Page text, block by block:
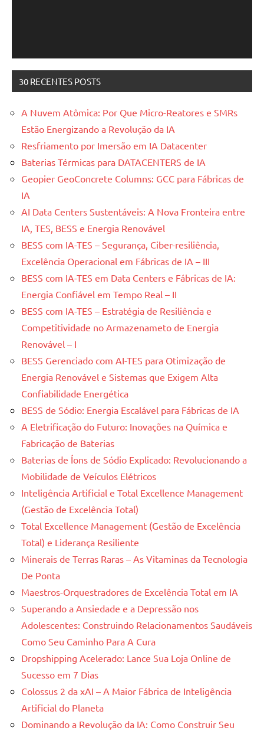
30 RECENTES POSTS
A Nuvem Atômica: Por Que Micro-Reatores e SMRs
Estão Energizando a Revolução da IA
Resfriamento por Imersão em IA Datacenter
Baterias Térmicas para DATACENTERS de IA
Geopier GeoConcrete Columns: GCC para Fábricas de
IA
AI Data Centers Sustentáveis: A Nova Fronteira entre
IA, TES, BESS e Energia Renovável
BESS com IA-TES – Segurança, Ciber-resiliência,
Excelência Operacional em Fábricas de IA – III
BESS com IA-TES em Data Centers e Fábricas de IA:
Energia Confiável em Tempo Real – II
BESS com IA-TES – Estratégia de Resiliência e
Competitividade no Armazenameto de Energia
Renovável – I
BESS Gerenciado com AI-TES para Otimização de
Energia Renovável e Sistemas que Exigem Alta
Confiabilidade Energética
BESS de Sódio: Energia Escalável para Fábricas de IA
A Eletrificação do Futuro: Inovações na Química e
Fabricação de Baterias
Baterias de Íons de Sódio Explicado: Revolucionando a
Mobilidade de Veículos Elétricos
Inteligência Artificial e Total Excellence Management
(Gestão de Excelência Total)
Total Excellence Management (Gestão de Excelência
Total) e Liderança Resiliente
Minerais de Terras Raras – As Vitaminas da Tecnologia
De Ponta
Maestros-Orquestradores de Excelência Total em IA
Superando a Ansiedade e a Depressão nos
Adolescentes: Construindo Relacionamentos Saudáveis
Como Seu Caminho Para A Cura
Dropshipping Acelerado: Lance Sua Loja Online de
Sucesso em 7 Dias
Colossus 2 da xAI – A Maior Fábrica de Inteligência
Artificial do Planeta
Dominando a Revolução da IA: Como Construir Seu